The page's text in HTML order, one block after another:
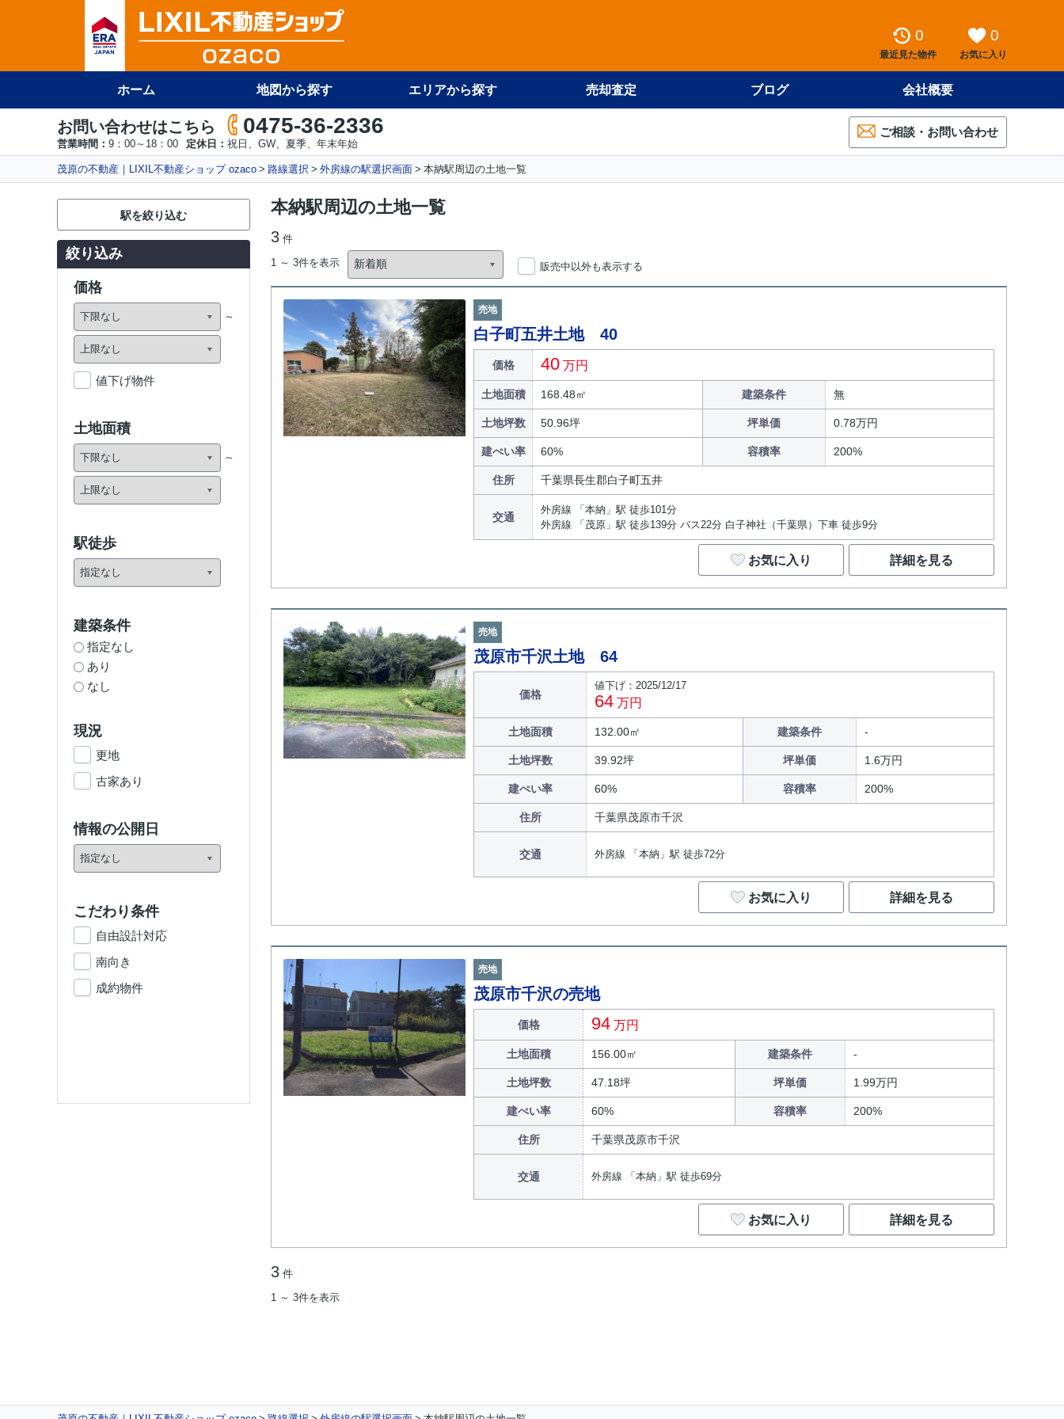
0
最近見た物件
0
お気に入り
ホーム 地図から探す エリアから探す 売却査定 ブログ 会社概要
お問い合わせはこちら 0475-36-2336
営業時間： 9：00～18：00 定休日： 祝日、GW、夏季、年末年始
ご相談・お問い合わせ
茂原の不動産｜LIXIL不動産ショップ ozaco 路線選択 外房線の駅選択画面 本納駅周辺の土地一覧
本納駅周辺の土地一覧
3 件
1 ～ 3件を表示
販売中以外も表示する
売地
白子町五井土地 40
価格 40 万円
土地面積 168.48㎡ 建築条件 無
土地坪数 50.96坪 坪単価 0.78万円
建ぺい率 60% 容積率 200%
住所 千葉県長生郡白子町五井
交通
外房線 「本納」駅 徒歩101分
外房線 「茂原」駅 徒歩139分 バス22分 白子神社（千葉県）下車 徒歩9分
お気に入り 詳細を見る
売地
茂原市千沢土地 64
価格
値下げ：2025/12/17
64 万円
土地面積 132.00㎡ 建築条件
土地坪数 39.92坪 坪単価 1.6万円
建ぺい率 60% 容積率 200%
住所 千葉県茂原市千沢
交通 外房線 「本納」駅 徒歩72分
お気に入り 詳細を見る
売地
茂原市千沢の売地
価格 94 万円
土地面積 156.00㎡ 建築条件
土地坪数 47.18坪 坪単価 1.99万円
建ぺい率 60% 容積率 200%
住所 千葉県茂原市千沢
交通 外房線 「本納」駅 徒歩69分
お気に入り 詳細を見る
3 件
1 ～ 3件を表示
駅を絞り込む
絞り込み
価格
値下げ物件
土地面積
駅徒歩
建築条件
指定なし
あり
なし
現況
更地
古家あり
情報の公開日
こだわり条件
自由設計対応
南向き
成約物件